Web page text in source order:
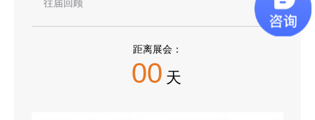
往届回顾
距离展会：
00 天